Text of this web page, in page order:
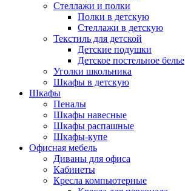
Стеллажи и полки
Полки в детскую
Стеллажи в детскую
Текстиль для детской
Детские подушки
Детское постельное белье
Уголки школьника
Шкафы в детскую
Шкафы
Пеналы
Шкафы навесные
Шкафы распашные
Шкафы-купе
Офисная мебель
Диваны для офиса
Кабинеты
Кресла компьютерные